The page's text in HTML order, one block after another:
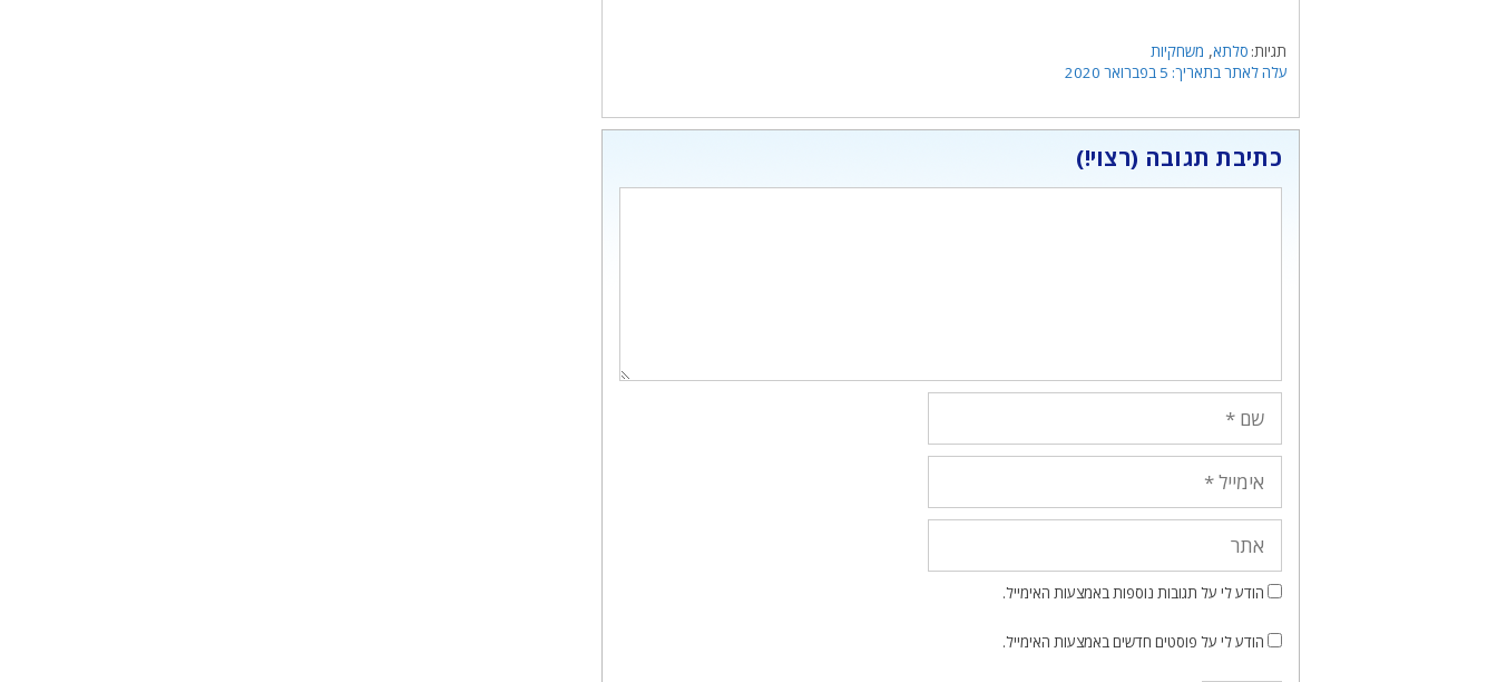
תגיות
סלתא, משחקיות
5 בפברואר 2020
כתיבת תגובה
הודע לי על תגובות נוספות באמצעות האימייל.
הודע לי על פוסטים חדשים באמצעות האימייל.